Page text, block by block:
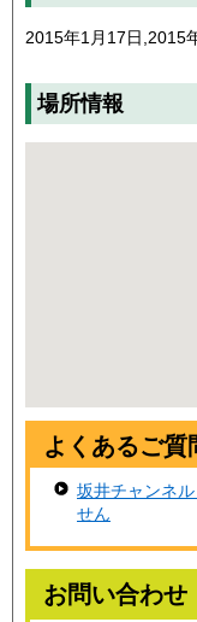
2015年1月17日,2015
場所情報
よくあるご質
坂井チャンネ
せん
お問い合わせ